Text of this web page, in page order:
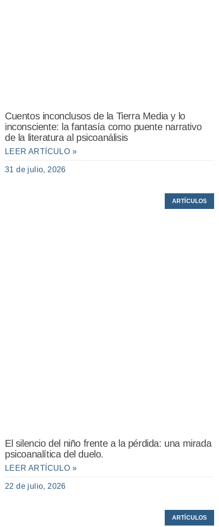
Cuentos inconclusos de la Tierra Media y lo
inconsciente: la fantasía como puente narrativo
de la literatura al psicoanálisis
LEER ARTÍCULO »
31 de julio, 2026
ARTÍCULOS
El silencio del niño frente a la pérdida: una mirada
psicoanalítica del duelo.
LEER ARTÍCULO »
22 de julio, 2026
ARTÍCULOS